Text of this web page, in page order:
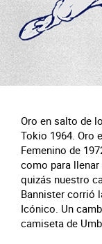
Oro en salto de
Tokio 1964. Oro
Femenino de
como para
quizás nuestro
Bannister corrió
Icónico. Un
camiseta de